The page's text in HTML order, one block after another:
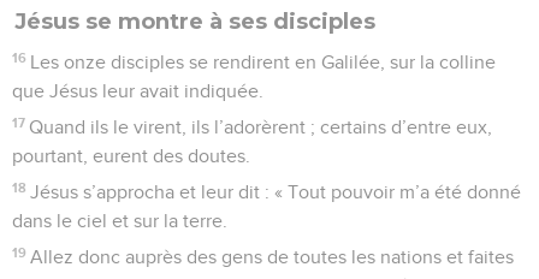
Jésus se montre à ses disciples
16 Les onze disciples se rendirent en Galilée, sur la colline
que Jésus leur avait indiquée.
17 Quand ils le virent, ils l’adorèrent ; certains d’entre eux,
pourtant, eurent des doutes.
18 Jésus s’approcha et leur dit : « Tout pouvoir m’a été donné
dans le ciel et sur la terre.
19 Allez donc auprès des gens de toutes les nations et faites